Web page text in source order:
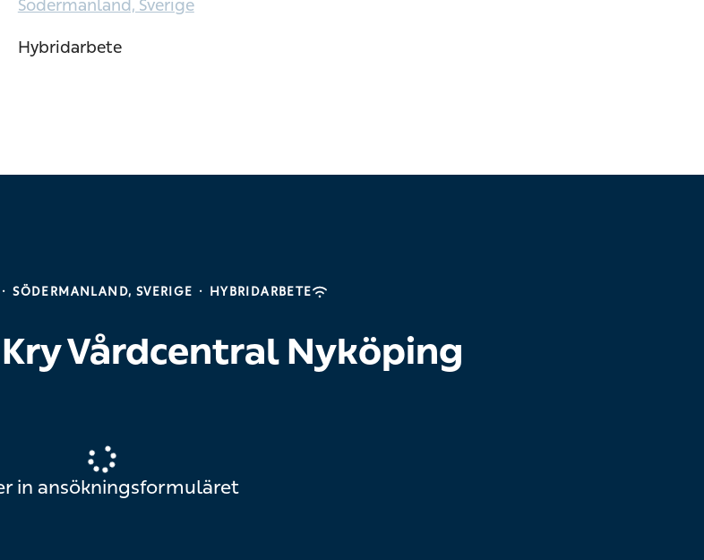
Södermanland, Sverige
Hybridarbete
· SÖDERMANLAND, SVERIGE · HYBRIDARBETE
Kry Vårdcentral Nyköping
in ansökningsformuläret